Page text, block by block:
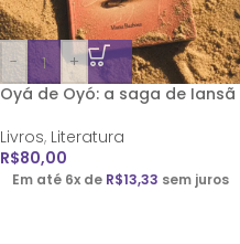
-
+
Oyá de Oyó: a saga de Iansã
Livros, Literatura
R$80,00
Em até 6x de R$13,33 sem juros